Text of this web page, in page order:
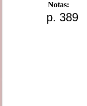
Notas:
p. 389